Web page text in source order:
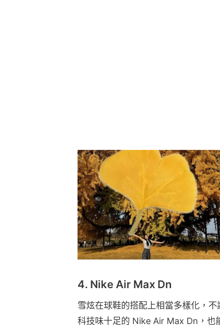
4. Nike Air Max Dn
雪炫在球鞋的搭配上相當多樣化，
科技味十足的 Nike Air Max Dn，也